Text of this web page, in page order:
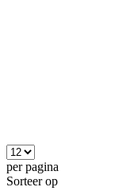
per pagina
Sorteer op